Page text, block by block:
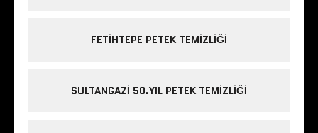
FETIHTEPE PETEK TEMIZLIĞI
SULTANGAZI 50.YIL PETEK TEMIZLIĞI